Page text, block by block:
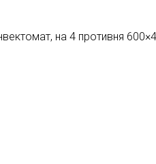
на 4 противня